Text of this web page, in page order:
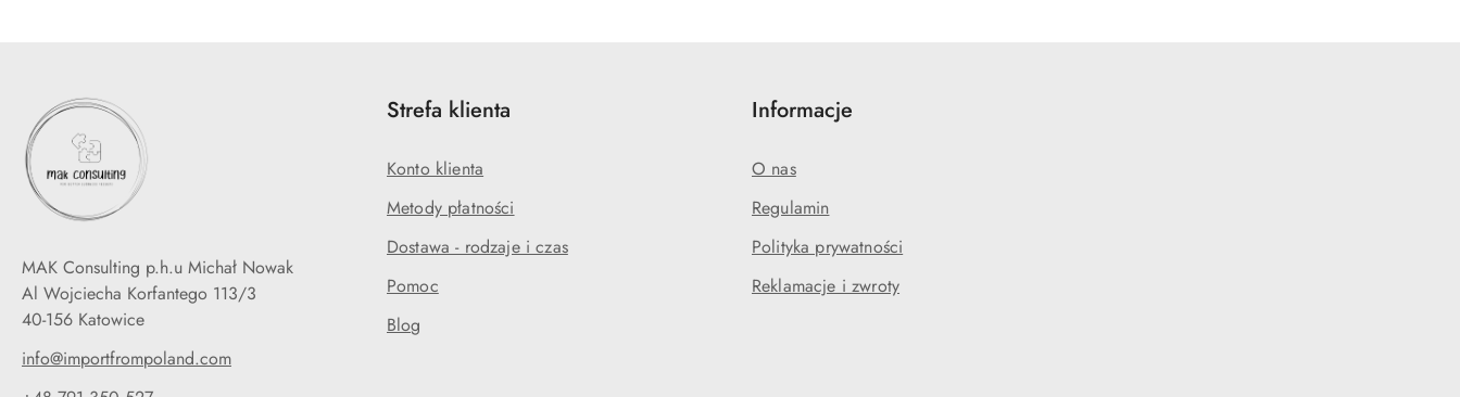
MAK Consulting p.h.u Michał Nowak
Al Wojciecha Korfantego 113/3
40-156 Katowice
info@importfrompoland.com
Strefa klienta
Konto klienta
Metody płatności
Dostawa - rodzaje i czas
Pomoc
Blog
Informacje
O nas
Regulamin
Polityka prywatności
Reklamacje i zwroty